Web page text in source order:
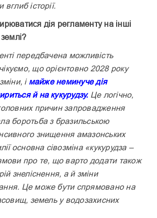
історії.
дія регламенту на інші
передбачена можливість
що орієнтовно 2028 року
і майже неминуче дія
й на кукурудзу.Це логічно,
причин запровадження
боротьба з бразильською
знищення амазонських
основ­на сівозміна «кукурудза –
про те, що варто додати також
знеліснення, а й зміни
Це може бути спрямовано на
земель у водозахисних